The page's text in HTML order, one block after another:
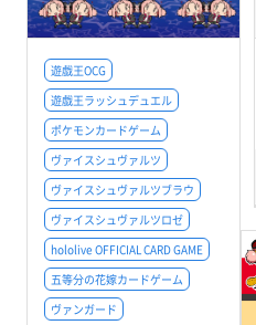
遊戯王OCG
遊戯王ラッシュデュエル
ポケモンカードゲーム
ヴァイスシュヴァルツ
ヴァイスシュヴァルツブラウ
ヴァイスシュヴァルツロゼ
hololive OFFICIAL CARD GAME
五等分の花嫁カードゲーム
ヴァンガード